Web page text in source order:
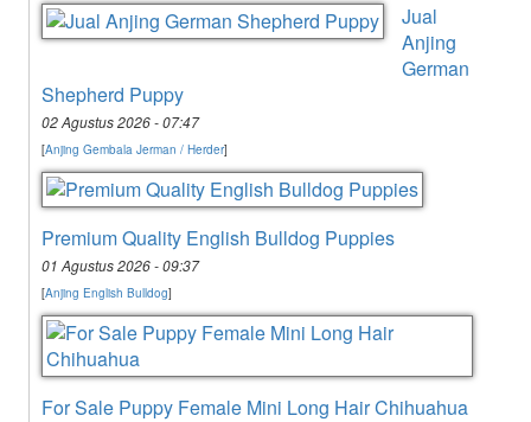
Jual
Anjing
German
Shepherd Puppy
02 Agustus 2026 - 07:47
[Anjing Gembala Jerman / Herder]
Premium Quality English Bulldog Puppies
01 Agustus 2026 - 09:37
[Anjing English Bulldog]
For Sale Puppy Female Mini Long Hair Chihuahua